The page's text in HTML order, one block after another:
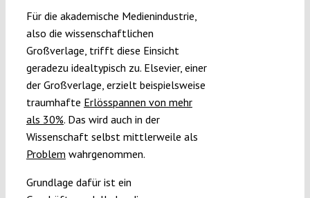
Für die akademische Medienindustrie,
also die wissenschaftlichen
Großverlage, trifft diese Einsicht
geradezu idealtypisch zu. Elsevier, einer
der Großverlage, erzielt beispielsweise
traumhafte Erlösspannen von mehr
als 30%. Das wird auch in der
Wissenschaft selbst mittlerweile als
Problem wahrgenommen.
Grundlage dafür ist ein